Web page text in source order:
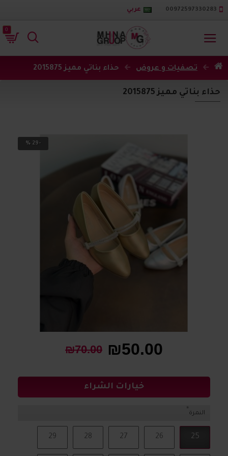
00972597330283 عربي
0
تصفيات و عروض حذاء بناتي مميز 2015875
حذاء بناتي مميز 2015875
-29 %
₪50.00
₪70.00
خيارات الشراء
النمرة
25
26
27
28
29